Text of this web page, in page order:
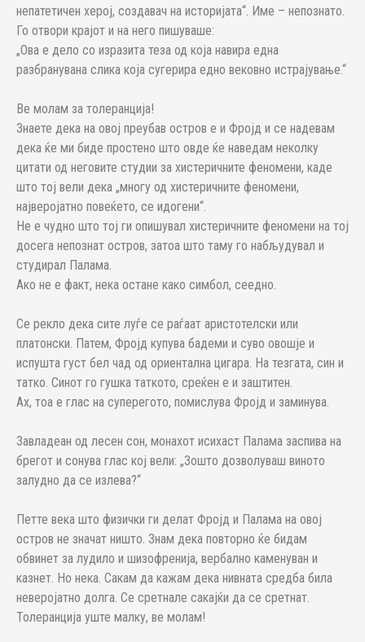
непатетичен херој, создавач на историјата“. Име – непознато.
Го отвори крајот и на него пишуваше:
„Ова е дело со изразитa теза од која навира една
разбранувана слика која сугерира едно вековно истрајување.“
Ве молам за толеранција!
Знаете дека на овој преубав остров е и Фројд и се надевам
дека ќе ми биде простено што овде ќе наведам неколку
цитати од неговите студии за хистеричните феномени, каде
што тој вели дека „многу од хистеричните феномени,
најверојатно повеќето, се идогени“.
Не е чудно што тој ги опишувал хистеричните феномени на тој
досега непознат остров, затоа што таму го набљудувал и
студирал Палама.
Ако не е факт, нека остане како симбол, сеедно.
Се рекло дека сите луѓе се раѓаат аристотелски или
платонски. Патем, Фројд купува бадеми и суво овошје и
испушта густ бел чад од ориентална цигара. На тезгата, син и
татко. Синот го гушка таткото, среќен е и заштитен.
Ах, тоа е глас на суперегото, помислува Фројд и заминува.
Завладеан од лесен сон, монахот исихаст Палама заспива на
брегот и сонува глас кој вели: „Зошто дозволуваш виното
залудно да се излева?“
Петте века што физички ги делат Фројд и Палама на овој
остров не значат ништо. Знам дека повторно ќе бидам
обвинет за лудило и шизофренија, вербално каменуван и
казнет. Но нека. Сакам да кажам дека нивната средба била
неверојатно долга. Се сретнале сакајќи да се сретнат.
Толеранција уште малку, ве молам!